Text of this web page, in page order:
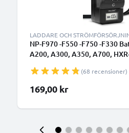
LADDARE OCH
NP-F970 -F550 -F750 -F330
A200, A300, A350, A700,
Kamerabatterier från(68 recensioner)
169,00 kr